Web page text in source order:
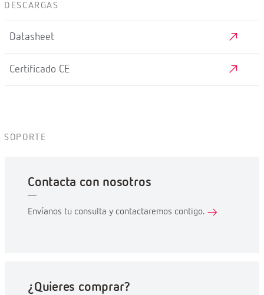
DESCARGAS
Datasheet
Certificado CE
SOPORTE
Contacta con nosotros
Envíanos tu consulta y contactaremos contigo.
¿Quieres comprar?